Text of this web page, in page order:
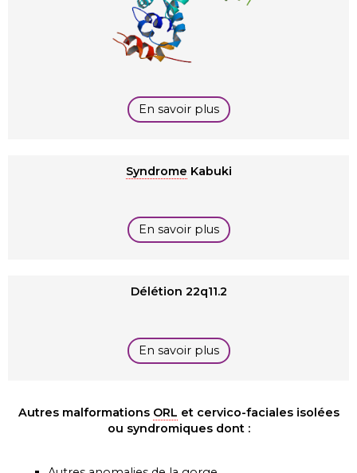
En savoir plus
Syndrome Kabuki
En savoir plus
Délétion 22q11.2
En savoir plus
Autres malformations ORL et cervico-faciales isolées
ou syndromiques dont :